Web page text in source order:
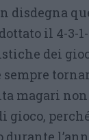
disdegna
il 4-3-
dei
sempre
magari
gioco,
durante